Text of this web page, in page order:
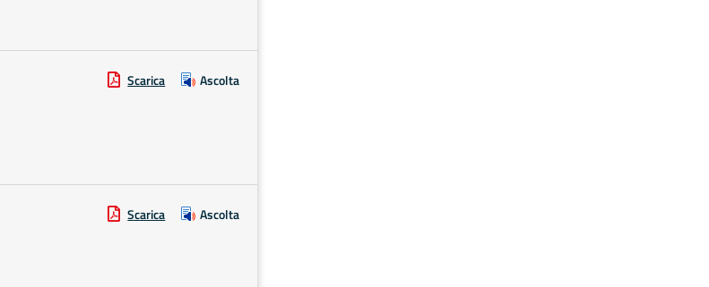
Scarica Ascolta
Scarica Ascolta